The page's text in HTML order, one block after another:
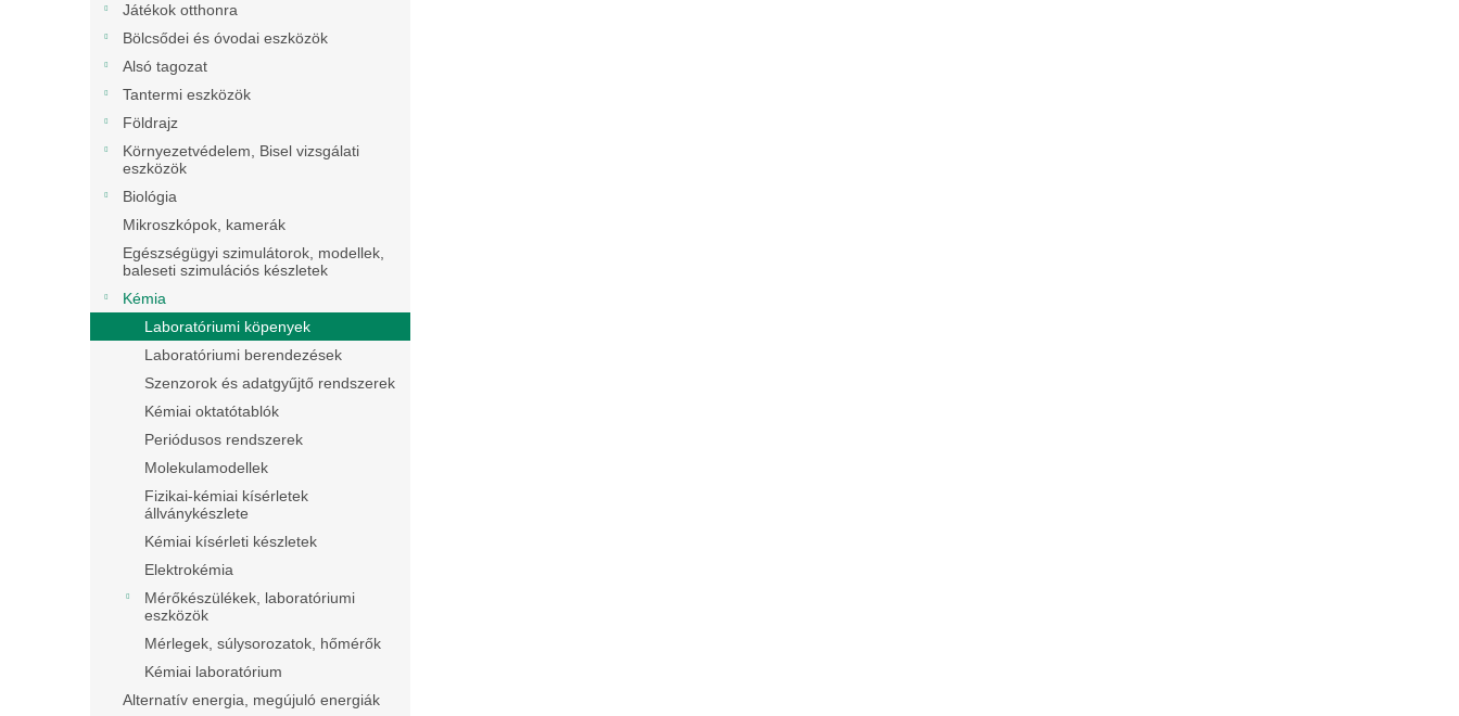
Játékok otthonra
Bölcsődei és óvodai eszközök
Alsó tagozat
Tantermi eszközök
Földrajz
Környezetvédelem, Bisel vizsgálati
eszközök
Biológia
Mikroszkópok, kamerák
Egészségügyi szimulátorok, modellek,
baleseti szimulációs készletek
Kémia
Laboratóriumi köpenyek
Laboratóriumi berendezések
Szenzorok és adatgyűjtő rendszerek
Kémiai oktatótablók
Periódusos rendszerek
Molekulamodellek
Fizikai-kémiai kísérletek
állványkészlete
Kémiai kísérleti készletek
Elektrokémia
Mérőkészülékek, laboratóriumi
eszközök
Mérlegek, súlysorozatok, hőmérők
Kémiai laboratórium
Alternatív energia, megújuló energiák